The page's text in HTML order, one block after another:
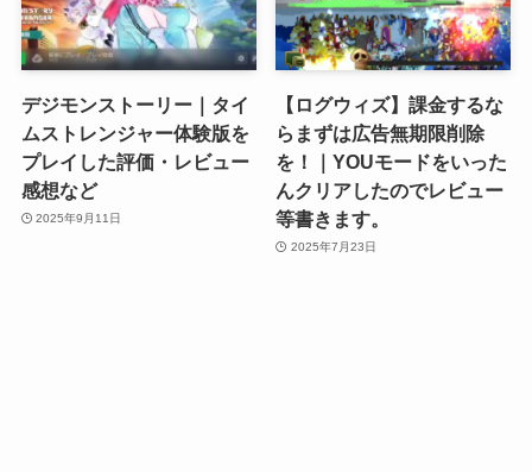
デジモンストーリー｜タイ
ムストレンジャー体験版を
プレイした評価・レビュー
感想など
2025年9月11日
【ログウィズ】課金するな
らまずは広告無期限削除
を！｜YOUモードをいった
んクリアしたのでレビュー
等書きます。
2025年7月23日